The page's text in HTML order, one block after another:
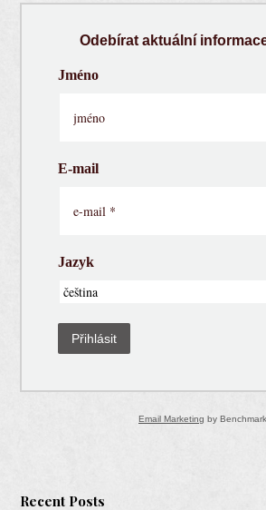
Odebírat aktuální
Jméno
E-mail
Jazyk
Přihlásit
Email Marketing by Benchmark
Recent Posts